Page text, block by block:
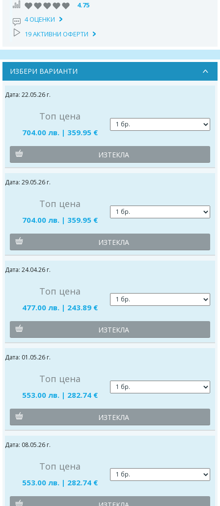
4.75
4 ОЦЕНКИ
19 АКТИВНИ ОФЕРТИ
ИЗБЕРИ ВАРИАНТИ
Датa: 22.05.26 г.
Топ цена
704.00 лв. | 359.95 €
ИЗТЕКЛА
Датa: 29.05.26 г.
Топ цена
704.00 лв. | 359.95 €
ИЗТЕКЛА
Датa: 24.04.26 г.
Топ цена
477.00 лв. | 243.89 €
ИЗТЕКЛА
Датa: 01.05.26 г.
Топ цена
553.00 лв. | 282.74 €
ИЗТЕКЛА
Датa: 08.05.26 г.
Топ цена
553.00 лв. | 282.74 €